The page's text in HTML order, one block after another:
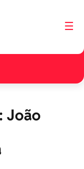
☰
João